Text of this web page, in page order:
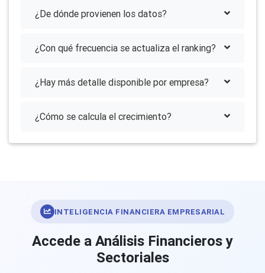
¿De dónde provienen los datos?
¿Con qué frecuencia se actualiza el ranking?
¿Hay más detalle disponible por empresa?
¿Cómo se calcula el crecimiento?
INTELIGENCIA FINANCIERA EMPRESARIAL
Accede a Análisis Financieros y
Sectoriales